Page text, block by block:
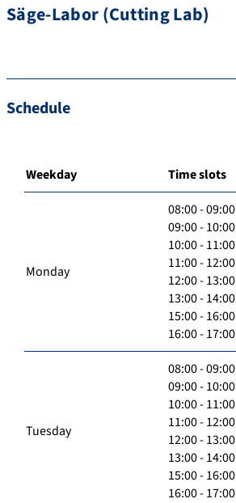
Säge-Labor (Cutting Lab)
Schedule
Weekday Time slots
Monday
08:00 - 09:00
09:00 - 10:00
10:00 - 11:00
11:00 - 12:00
12:00 - 13:00
13:00 - 14:00
15:00 - 16:00
16:00 - 17:00
Tuesday
08:00 - 09:00
09:00 - 10:00
10:00 - 11:00
11:00 - 12:00
12:00 - 13:00
13:00 - 14:00
15:00 - 16:00
16:00 - 17:00